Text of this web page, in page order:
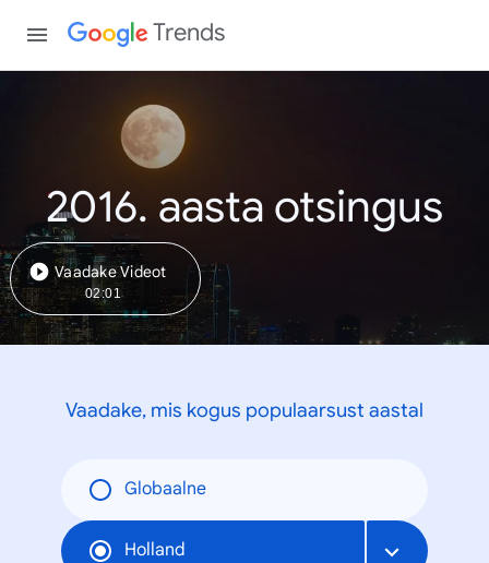
Trends
2016. aasta otsingus
Vaadake Videot
02:01
Vaadake, mis kogus populaarsust aastal
Globaalne
Holland